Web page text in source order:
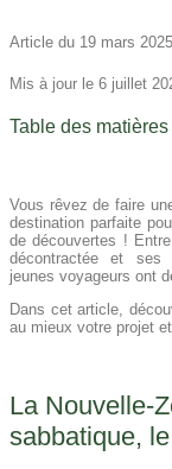
Article du 19 mars 2025
Mis à jour le 6 juillet
Table des matières
Vous rêvez de faire
destination parfaite
de découvertes !
décontractée et ses
jeunes voyageurs ont
Dans cet article,
au mieux votre projet
La Nouvelle-
sabbatique,